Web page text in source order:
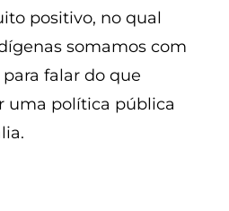
positivo, no qual
somamos com
falar do que
uma política pública